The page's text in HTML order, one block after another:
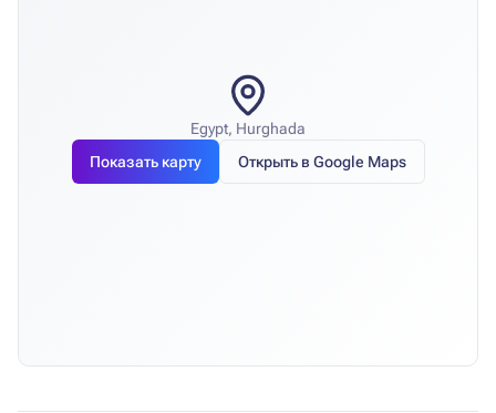
Egypt, Hurghada
Показать карту
Открыть в Google Maps